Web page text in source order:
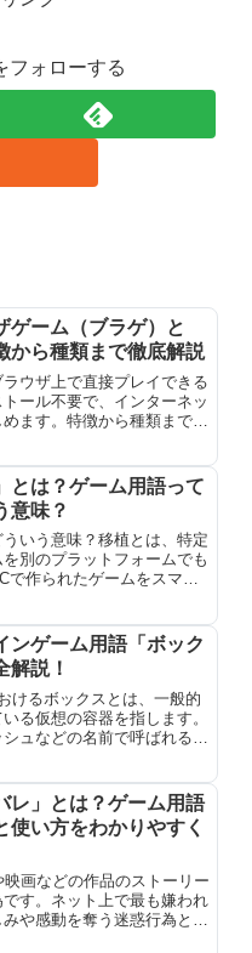
フォローする
ゲーム（ブラゲ）と
から種類まで徹底解説
ウザ上で直接プレイできる
ール不要で、インターネッ
ます。特徴から種類まで徹
とは？ゲーム用語って
意味？
いう意味？移植とは、特定
別のプラットフォームでも
で作られたゲームをスマー
ンゲーム用語「ボック
解説！
けるボックスとは、一般的
る仮想の容器を指します。
ュなどの名前で呼ばれるこ
レ」とは？ゲーム用語
使い方をわかりやすく
画などの作品のストーリー
す。ネット上で最も嫌われ
や感動を奪う迷惑行為とし